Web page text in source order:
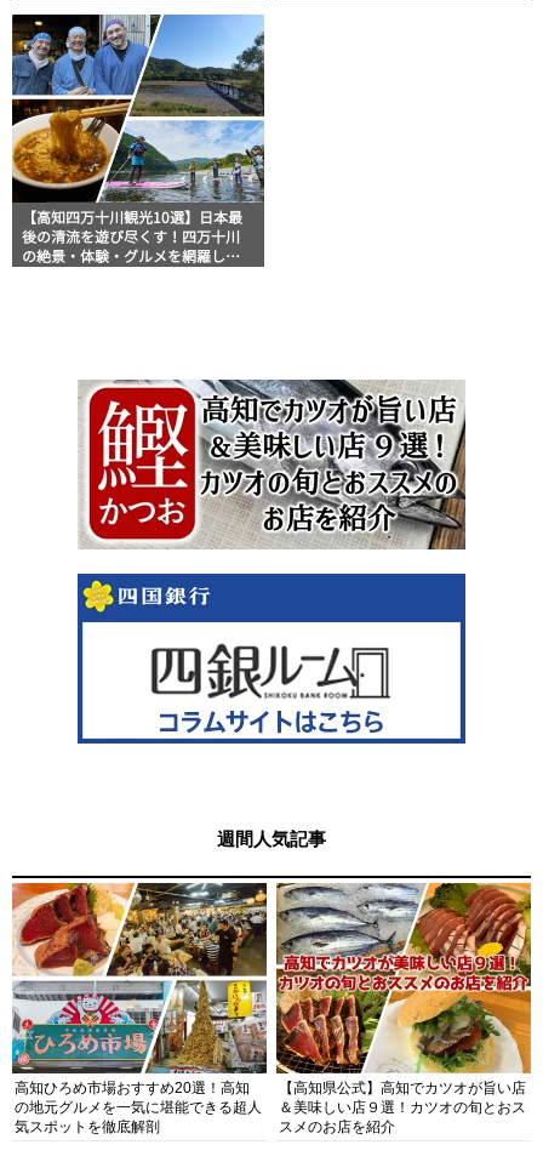
【高知四万十川観光10選】日本最
後の清流を遊び尽くす！四万十川
の絶景・体験・グルメを網羅した
週間人気記事
高知ひろめ市場おすすめ20選！高知
の地元グルメを一気に堪能できる超人
気スポットを徹底解剖
【高知県公式】高知でカツオが旨い店
＆美味しい店９選！カツオの旬とおス
スメのお店を紹介